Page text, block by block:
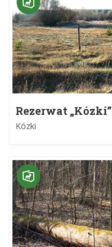
Rezerwat „Kózki”
Kózki